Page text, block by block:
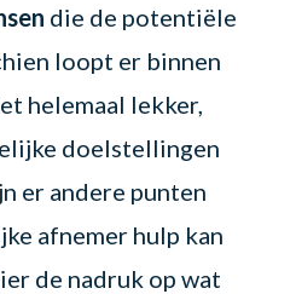
die de potentiële
loopt er binnen
helemaal lekker,
doelstellingen
er andere punten
afnemer hulp kan
de nadruk op wat